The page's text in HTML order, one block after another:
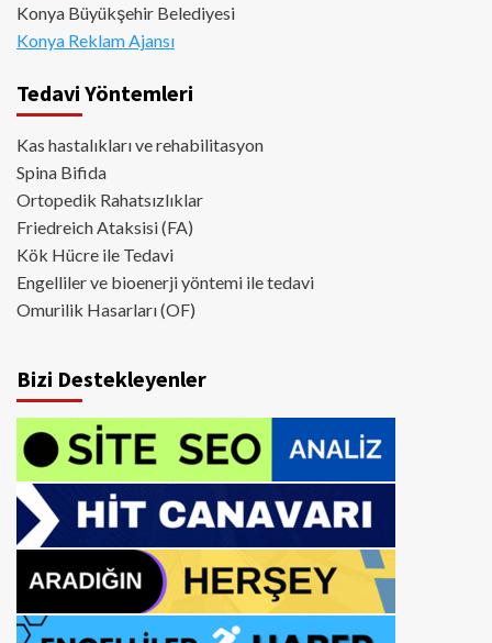
Konya Büyükşehir Belediyesi
Konya Reklam Ajansı
Tedavi Yöntemleri
Kas hastalıkları ve rehabilitasyon
Spina Bifida
Ortopedik Rahatsızlıklar
Friedreich Ataksisi (FA)
Kök Hücre ile Tedavi
Engelliler ve bioenerji yöntemi ile tedavi
Omurilik Hasarları (OF)
Bizi Destekleyenler